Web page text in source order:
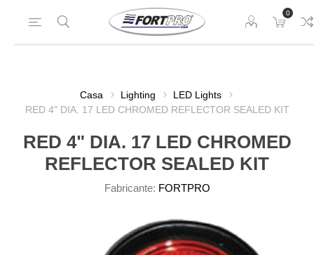
0
Casa Lighting
LED Lights
RED 4" DIA. 17 LED CHROMED REFLECTOR SEALED KIT
RED 4" DIA. 17 LED CHROMED
REFLECTOR SEALED KIT
Fabricante: FORTPRO